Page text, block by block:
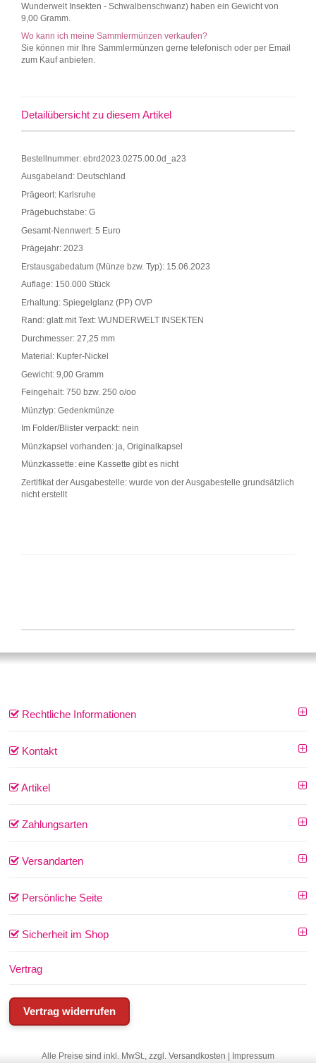
Wunderwelt Insekten - Schwalbenschwanz) haben ein Gewicht von
9,00 Gramm.
Wo kann ich meine Sammlermünzen verkaufen?
Sie können mir Ihre Sammlermünzen gerne telefonisch oder per Email
zum Kauf anbieten.
Detailübersicht zu diesem Artikel
Bestellnummer: ebrd2023.0275.00.0d_a23
Ausgabeland: Deutschland
Prägeort: Karlsruhe
Prägebuchstabe: G
Gesamt-Nennwert: 5 Euro
Prägejahr: 2023
Erstausgabedatum (Münze bzw. Typ): 15.06.2023
Auflage: 150.000 Stück
Erhaltung: Spiegelglanz (PP) OVP
Rand: glatt mit Text: WUNDERWELT INSEKTEN
Durchmesser: 27,25 mm
Material: Kupfer-Nickel
Gewicht: 9,00 Gramm
Feingehalt: 750 bzw. 250 o/oo
Münztyp: Gedenkmünze
Im Folder/Blister verpackt: nein
Münzkapsel vorhanden: ja, Originalkapsel
Münzkassette: eine Kassette gibt es nicht
Zertifikat der Ausgabestelle: wurde von der Ausgabestelle grundsätzlich
nicht erstellt
Rechtliche Informationen
Kontakt
Artikel
Zahlungsarten
Versandarten
Persönliche Seite
Sicherheit im Shop
Vertrag
Vertrag widerrufen
Alle Preise sind inkl. MwSt., zzgl. Versandkosten Impressum